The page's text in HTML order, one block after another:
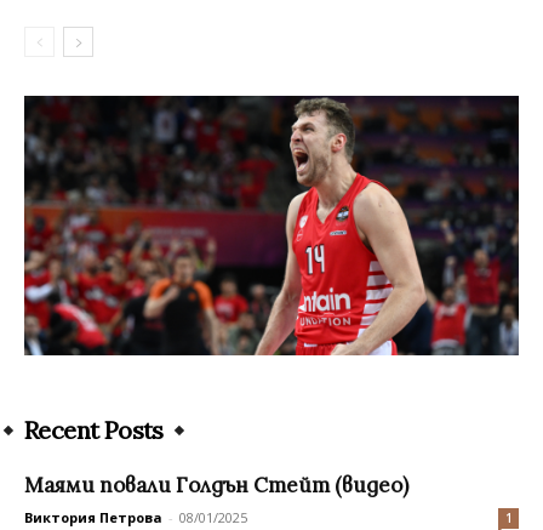
Recent Posts
Маями повали Голдън Стейт (видео)
Виктория Петрова - 08/01/2025 1